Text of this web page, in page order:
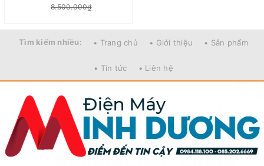
8.500.000₫
Tìm kiếm nhiều: • Trang chủ • Giới thiệu • Sản phẩm
• Tin tức • Liên hệ